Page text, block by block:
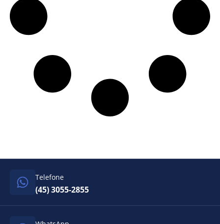
Telefone
(45) 3055-2855